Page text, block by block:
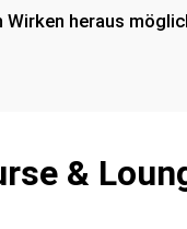
Wirken heraus
&